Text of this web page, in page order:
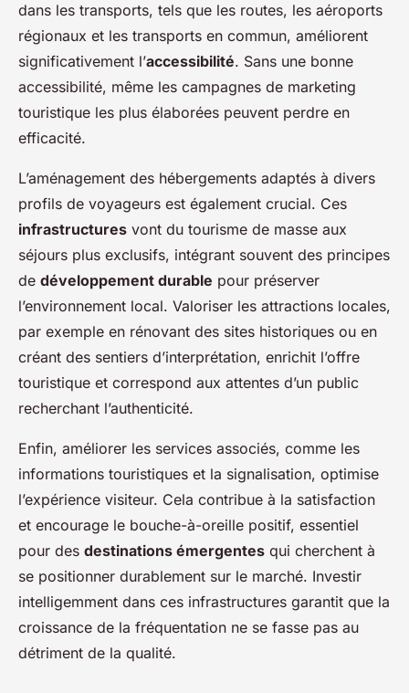
dans les transports, tels que les routes, les aéroports
régionaux et les transports en commun, améliorent
significativement l’accessibilité. Sans une bonne
accessibilité, même les campagnes de marketing
touristique les plus élaborées peuvent perdre en
efficacité.
L’aménagement des hébergements adaptés à divers
profils de voyageurs est également crucial. Ces
infrastructures vont du tourisme de masse aux
séjours plus exclusifs, intégrant souvent des principes
de développement durable pour préserver
l’environnement local. Valoriser les attractions locales,
par exemple en rénovant des sites historiques ou en
créant des sentiers d’interprétation, enrichit l’offre
touristique et correspond aux attentes d’un public
recherchant l’authenticité.
Enfin, améliorer les services associés, comme les
informations touristiques et la signalisation, optimise
l’expérience visiteur. Cela contribue à la satisfaction
et encourage le bouche-à-oreille positif, essentiel
pour des destinations émergentes qui cherchent à
se positionner durablement sur le marché. Investir
intelligemment dans ces infrastructures garantit que la
croissance de la fréquentation ne se fasse pas au
détriment de la qualité.